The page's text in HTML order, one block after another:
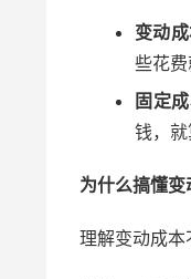
变动成
些花费
固定成
钱，就
为什么搞懂变
理解变动成本